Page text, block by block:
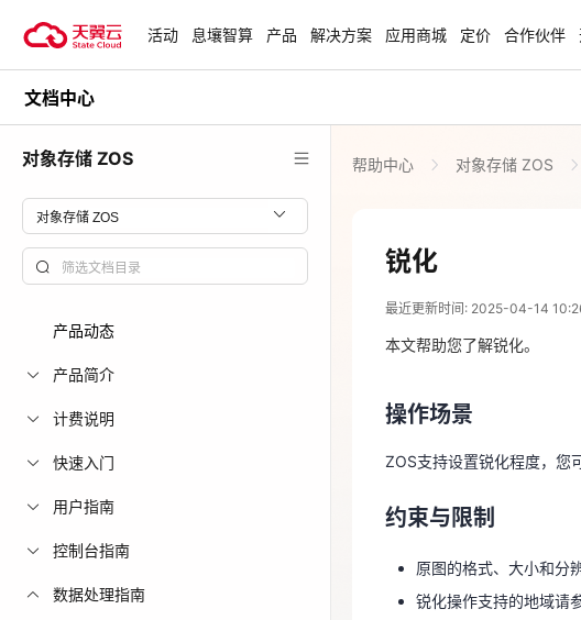
试用，产品折扣等，助您降本增
查看全部活动
安全隔离版OpenClaw
企业出海解决方案
助力您的业务扬帆出海，通达
爆款云主机全场特惠，2核4G
免费活动
免费试用中心 HOT
多款云产品免费试用，快来
活动 息壤智算 产品 解决方案 应用商城 定价 合作伙伴
文档中心
对象存储 ZOS
产品动态
产品简介
计费说明
快速入门
用户指南
控制台指南
数据处理指南
帮助中心 对象存储 ZOS
锐化
最近更新时间: 2025-04-14
2025-04-14 02:26:58
操作场景
锐化操作支持的地域请
参数说明
本文帮助您了解锐化。
操作场景
ZOS支持设置锐化程度，您
约束与限制
原图的格式、大小和分
锐化操作支持的地域请